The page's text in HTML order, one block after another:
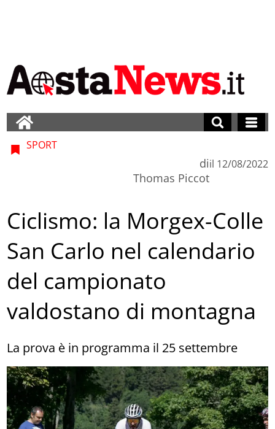
SPORT
di
Thomas Piccot
il 12/08/2022
Ciclismo: la Morgex-Colle
San Carlo nel calendario
del campionato
valdostano di montagna
La prova è in programma il 25 settembre